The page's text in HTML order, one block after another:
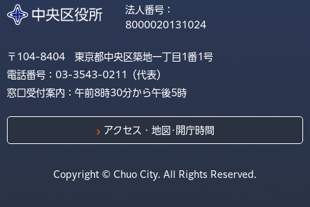
法人番号：
8000020131024
〒104-8404 東京都中央区築地一丁目1番1号
電話番号：03-3543-0211（代表）
窓口受付案内：午前8時30分から午後5時
アクセス・地図･開庁時間
Copyright © Chuo City. All Rights Reserved.